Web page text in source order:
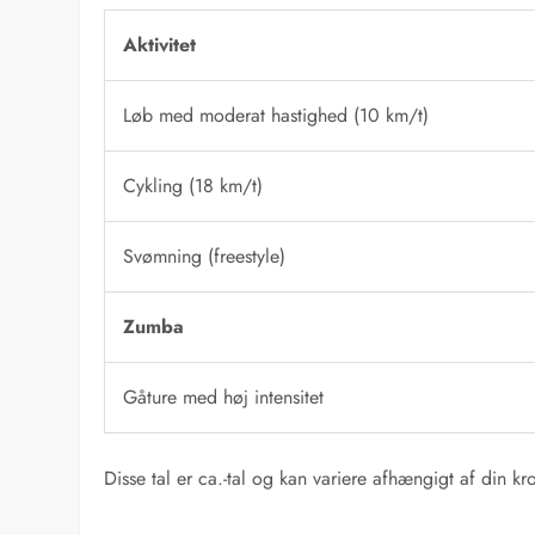
Aktivitet
Løb med moderat hastighed (10 km/t)
Cykling (18 km/t)
Svømning (freestyle)
Zumba
Gåture med høj intensitet
Disse tal er ca.-tal og kan variere afhængigt af din